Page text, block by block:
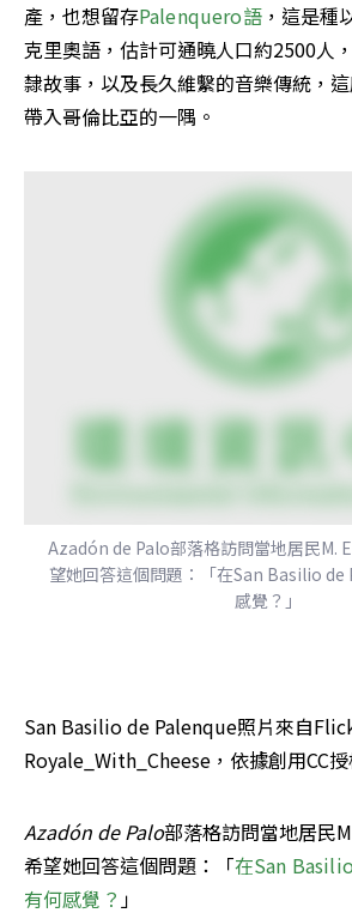
產，也想留存Palenquero語，這是種
克里奧語，估計可通曉人口約2500人
隸故事，以及長久維繫的音樂傳統，
帶入哥倫比亞的一隅。
Azadón de Palo部落格訪問當地居民M.
望她回答這個問題：「在San Basilio de
感覺？」
San Basilio de Palenque照片來自
Royale_With_Cheese，依據創用CC
Azadón de Palo部落格訪問當地居民
希望她回答這個問題：「在San
有何感覺？ 」